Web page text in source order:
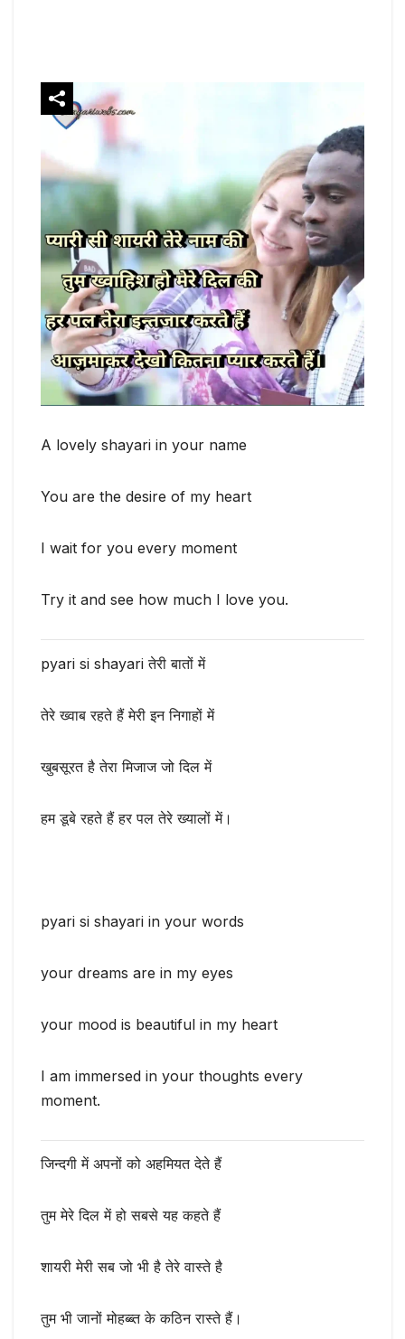
A lovely shayari in your name
You are the desire of my heart
I wait for you every moment
Try it and see how much I love you.
pyari si shayari तेरी बातों में
तेरे ख्वाब रहते हैं मेरी इन निगाहों में
खुबसूरत है तेरा मिजाज जो दिल में
हम डूबे रहते हैं हर पल तेरे ख्यालों में।
pyari si shayari in your words
your dreams are in my eyes
your mood is beautiful in my heart
I am immersed in your thoughts every
moment.
जिन्दगी में अपनों को अहमियत देते हैं
तुम मेरे दिल में हो सबसे यह कहते हैं
शायरी मेरी सब जो भी है तेरे वास्ते है
तुम भी जानों मोहब्ब्त के कठिन रास्ते हैं।